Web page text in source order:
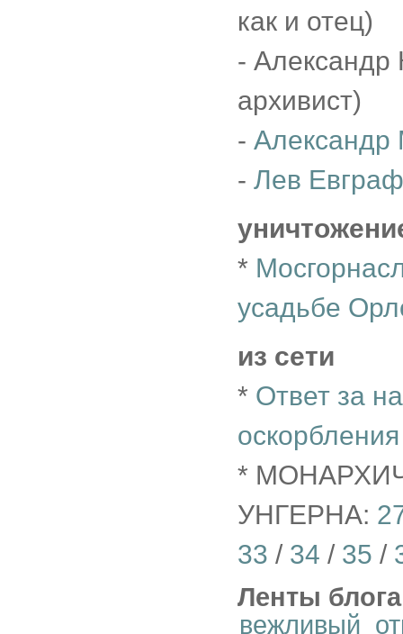
как и отец)
- Александр
архивист)
- Александр
- Лев
*
усадьбе
из сети
* Ответ за
оскорбления
*
УНГЕРНА:
33 / 34 / 35 /
Ленты